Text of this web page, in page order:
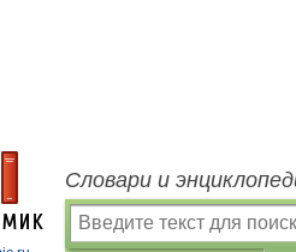
Словари и